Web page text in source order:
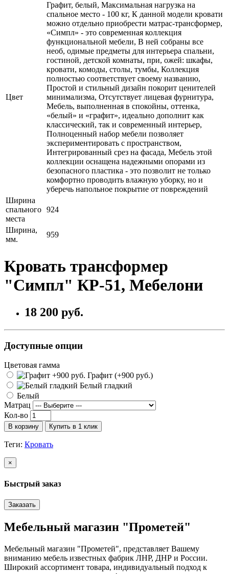
Цвет
Графит, белый, Максимальная нагрузка на
спальное место - 100 кг, К данной модели кровати
можно отдельно приобрести матрас-трансформер,
«Симпл» - это современная коллекция
функциональной мебели, В ней собраны все
необ, одимые предметы для интерьера спальни,
гостиной, детской комнаты, при, ожей: шкафы,
кровати, комоды, столы, тумбы, Коллекция
полностью соответствует своему названию,
Простой и стильный дизайн покорит ценителей
минимализма, Отсутствует лицевая фурнитура,
Мебель, выполненная в спокойны, оттенка,
«белый» и «графит», идеально дополнит как
классический, так и современный интерьер,
Полноценный набор мебели позволяет
экспериментировать с пространством,
Интегрированный срез на фасада, Мебель этой
коллекции оснащена надежными опорами из
безопасного пластика - это позволит не только
комфортно проводить влажную уборку, но и
уберечь напольное покрытие от повреждений
Ширина
спального
места
924
Ширина,
мм.
959
Кровать трансформер
"Симпл" КР-51, Мебелони
18 200 руб.
Доступные опции
Цветовая гамма
Графит (+900 руб.)
Белый гладкий
Белый
Матрац
Кол-во
В корзину Купить в 1 клик
Теги: Кровать
×
Быстрый заказ
Заказать
Мебельный магазин "Прометей"
Мебельный магазин "Прометей", представляет Вашему
вниманию мебель известных фабрик ЛНР, ДНР и России.
Широкий ассортимент товара, индивидуальный подход к